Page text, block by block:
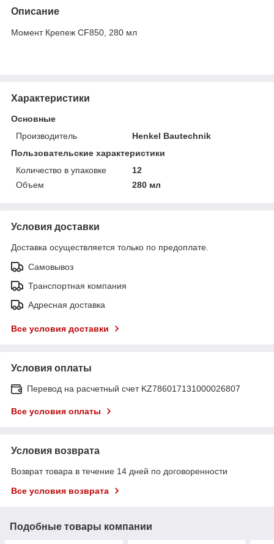
Описание
Момент Крепеж CF850, 280 мл
Характеристики
Основные
Производитель
Henkel Bautechnik
Пользовательские характеристики
Количество в упаковке
12
Объем
280 мл
Условия доставки
Доставка осуществляется только по предоплате.
Самовывоз
Транспортная компания
Адресная доставка
Все условия доставки
Условия оплаты
Перевод на расчетный счет KZ786017131000026807
Все условия оплаты
Условия возврата
Возврат товара в течение 14 дней по договоренности
Все условия возврата
Подобные товары компании